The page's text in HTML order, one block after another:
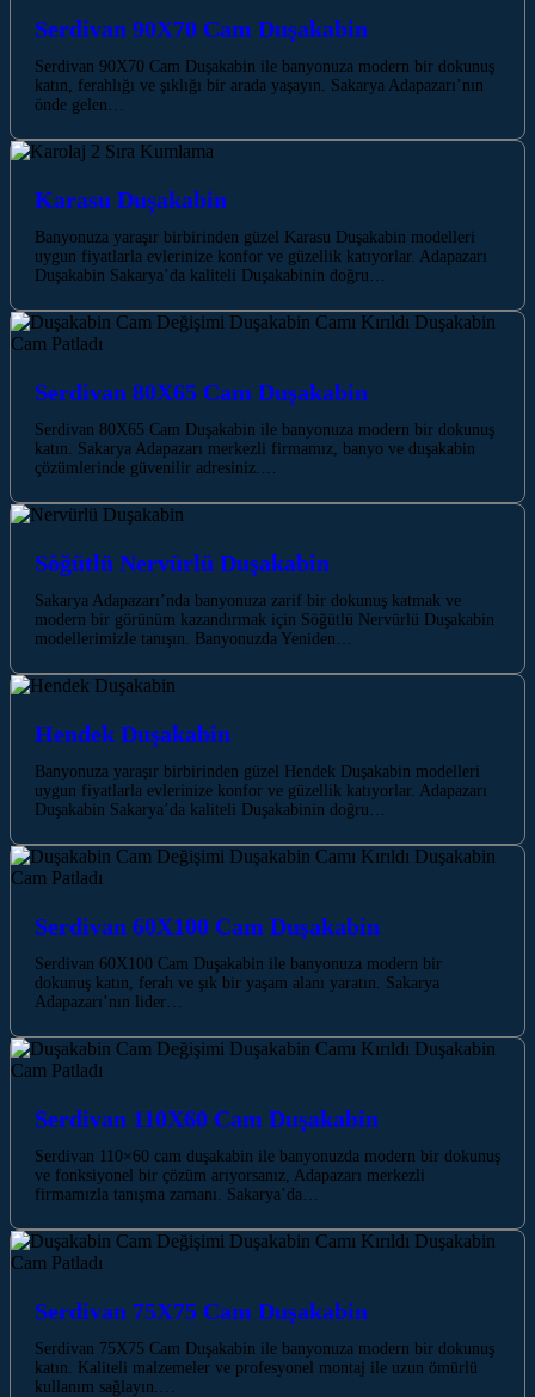
Serdivan 90X70 Cam Duşakabin
Serdivan 90X70 Cam Duşakabin ile banyonuza modern bir dokunuş
katın, ferahlığı ve şıklığı bir arada yaşayın. Sakarya Adapazarı’nın
önde gelen…
Karasu Duşakabin
Banyonuza yaraşır birbirinden güzel Karasu Duşakabin modelleri
uygun fiyatlarla evlerinize konfor ve güzellik katıyorlar. Adapazarı
Duşakabin Sakarya’da kaliteli Duşakabinin doğru…
Serdivan 80X65 Cam Duşakabin
Serdivan 80X65 Cam Duşakabin ile banyonuza modern bir dokunuş
katın. Sakarya Adapazarı merkezli firmamız, banyo ve duşakabin
çözümlerinde güvenilir adresiniz.…
Söğütlü Nervürlü Duşakabin
Sakarya Adapazarı’nda banyonuza zarif bir dokunuş katmak ve
modern bir görünüm kazandırmak için Söğütlü Nervürlü Duşakabin
modellerimizle tanışın. Banyonuzda Yeniden…
Hendek Duşakabin
Banyonuza yaraşır birbirinden güzel Hendek Duşakabin modelleri
uygun fiyatlarla evlerinize konfor ve güzellik katıyorlar. Adapazarı
Duşakabin Sakarya’da kaliteli Duşakabinin doğru…
Serdivan 60X100 Cam Duşakabin
Serdivan 60X100 Cam Duşakabin ile banyonuza modern bir
dokunuş katın, ferah ve şık bir yaşam alanı yaratın. Sakarya
Adapazarı’nın lider…
Serdivan 110X60 Cam Duşakabin
Serdivan 110×60 cam duşakabin ile banyonuzda modern bir dokunuş
ve fonksiyonel bir çözüm arıyorsanız, Adapazarı merkezli
firmamızla tanışma zamanı. Sakarya’da…
Serdivan 75X75 Cam Duşakabin
Serdivan 75X75 Cam Duşakabin ile banyonuza modern bir dokunuş
katın. Kaliteli malzemeler ve profesyonel montaj ile uzun ömürlü
kullanım sağlayın.…